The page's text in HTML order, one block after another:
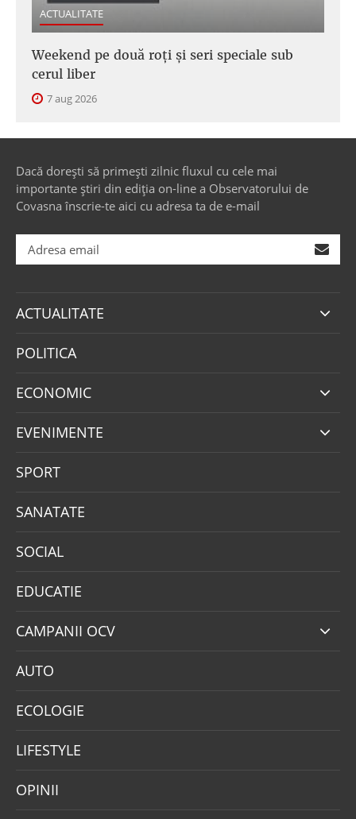
ACTUALITATE
Weekend pe două roți și seri speciale sub
cerul liber
7 aug 2026
Dacă dorești să primești zilnic fluxul cu cele mai
importante știri din ediția on-line a Observatorului de
Covasna înscrie-te aici cu adresa ta de e-mail
ACTUALITATE
POLITICA
ECONOMIC
EVENIMENTE
SPORT
SANATATE
SOCIAL
EDUCATIE
CAMPANII OCV
AUTO
ECOLOGIE
LIFESTYLE
OPINII